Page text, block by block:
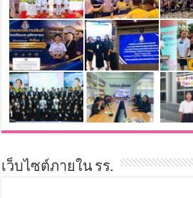
เว็บไซต์ภายใน รร.